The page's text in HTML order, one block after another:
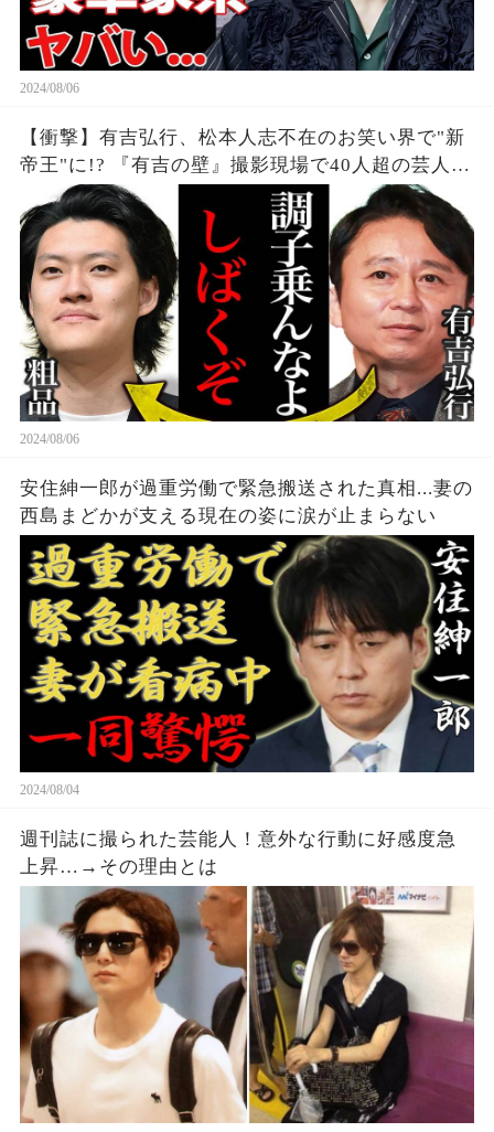
2024/08/06
【衝撃】有吉弘行、松本人志不在のお笑い界で"新
帝王"に!? 『有吉の壁』撮影現場で40人超の芸人集
結、吉本タレントも続々"有吉軍団"入り。業界の勢
力図が大きく変化、その実態とは...？
2024/08/06
安住紳一郎が過重労働で緊急搬送された真相...妻の
西島まどかが支える現在の姿に涙が止まらない
2024/08/04
週刊誌に撮られた芸能人！意外な行動に好感度急
上昇…→その理由とは